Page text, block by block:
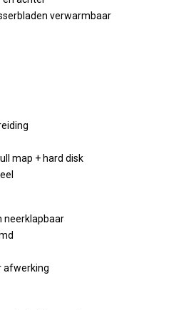
verwarmbaar
map + hard disk
neerklapbaar
afwerking